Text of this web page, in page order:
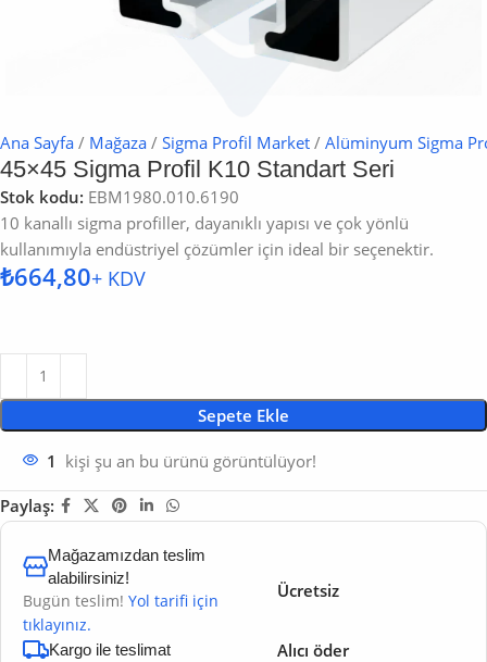
Ana Sayfa / Mağaza / Sigma Profil Market / Alüminyum Sigma
45×45 Sigma Profil K10 Standart Seri
Stok kodu: EBM1980.010.6190
10 kanallı sigma profiller, dayanıklı yapısı ve çok yönlü
kullanımıyla endüstriyel çözümler için ideal bir seçenektir.
₺
Sepete Ekle
1 kişi şu an bu ürünü görüntülüyor!
Paylaş:
Mağazamızdan teslim
alabilirsiniz!
Bugün teslim! Yol tarifi için
tıklayınız.
Ücretsiz
Kargo ile teslimat Alıcı öder